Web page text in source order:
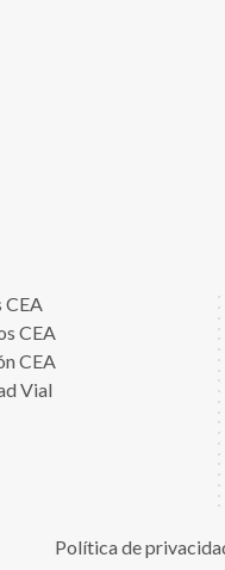
CEA
CEA
CEA
Vial
Política de